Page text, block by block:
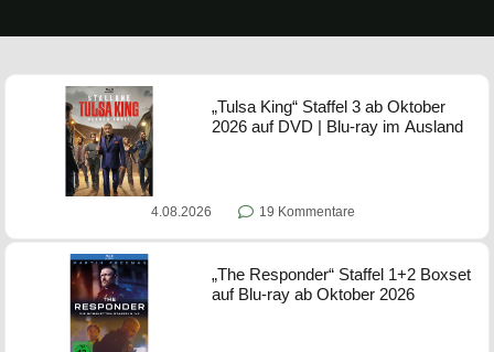
„Tulsa King“ Staffel 3 ab Oktober
2026 auf DVD | Blu-ray im Ausland
4.08.2026 19 Kommentare
„The Responder“ Staffel 1+2 Boxset
auf Blu-ray ab Oktober 2026